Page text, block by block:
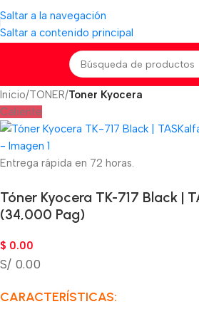
Saltar a la navegación
Saltar a contenido principal
Inicio TONER Toner Kyocera
Caliente
Entrega rápida en 72 horas.
Tóner Kyocera TK-717 Black |
(34,000 Pag)
$ 0.00
S/ 0.00
CARACTERÍSTICAS: